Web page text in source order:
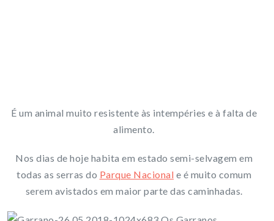
É um animal muito resistente às intempéries e à falta de
alimento.
Nos dias de hoje habita em estado semi-selvagem em
todas as serras do Parque Nacional e é muito comum
serem avistados em maior parte das caminhadas.